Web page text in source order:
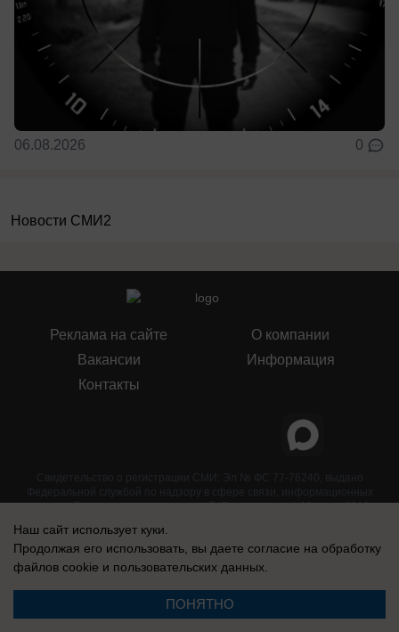
06.08.2026 0
Новости СМИ2
Реклама на сайте
Вакансии
Контакты
О компании
Информация
Свидетельство о регистрации СМИ: Эл № ФС 77-76240, выдано
Федеральной службой по надзору в сфере связи, информационных
технологий и массовых коммуникаций (Роскомнадзор) 19 июля 2019 г.
Наш сайт использует куки.
Продолжая его использовать, вы даете согласие на обработку
файлов cookie и пользовательских данных.
ПОНЯТНО